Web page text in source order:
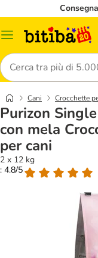
Overview
Cerca
Cani Crocchette
Purizon
con mela
per cani
2 x 12 kg
: 4.8/5